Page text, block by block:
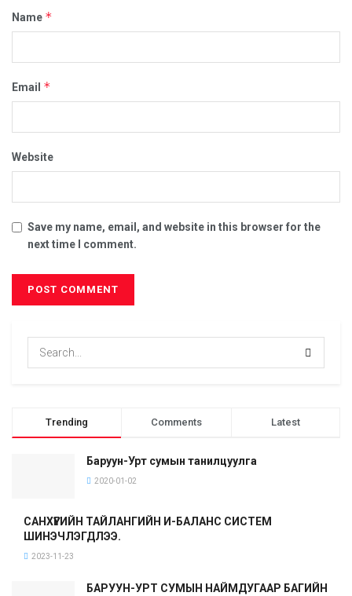
Name *
Email *
Website
Save my name, email, and website in this browser for the
next time I comment.
Trending Comments Latest
Баруун-Урт сумын танилцуулга
2020-01-02
САНХҮҮГИЙН ТАЙЛАНГИЙН И-БАЛАНС СИСТЕМ
ШИНЭЧЛЭГДЛЭЭ.
2023-11-23
БАРУУН-УРТ СУМЫН НАЙМДУГААР БАГИЙН